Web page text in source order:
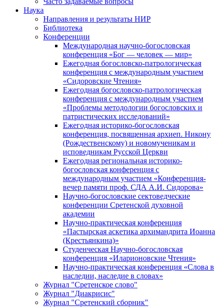
Наука
Направления и результаты НИР
Библиотека
Конференции
Международная научно-богословская
конференция «Бог — человек — мир»
Ежегодная богословско-патрологическая
конференция с международным участием
«Сидоровские Чтения»
Ежегодная богословско-патрологическая
конференция с международным участием
«Проблемы методологии богословских и
патристических исследований»
Ежегодная историко-богословская
конференция, посвященная архиеп. Никону
(Рождественскому) и новомученикам и
исповедникам Русской Церкви
Ежегодная региональная историко-
богословская конференция с
международным участием «Конференция-
вечер памяти проф. СДА А.И. Сидорова»
Научно-богословские сектоведческие
конференции Сретенской духовной
академии
Научно-практическая конференция
«Пастырская аскетика архимандрита Иоанна
(Крестьянкина)»
Студенческая Научно-богословская
конференция «Иларионовские Чтения»
Научно-практическая конференция «Cлова в
наследии, наследие в словах»
Журнал "Сретенское слово"
Журнал "Диакрисис"
Журнал "Сретенский сборник"